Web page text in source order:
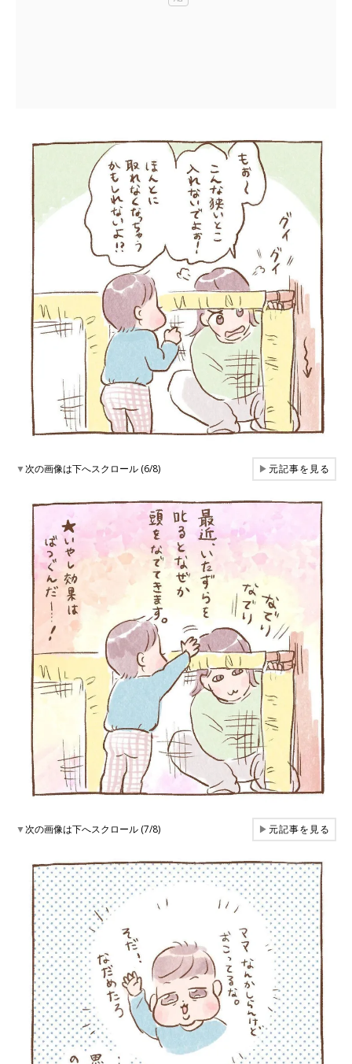
▼次の画像は下へスクロール (6/8) ▶元記事を見る
▼次の画像は下へスクロール (7/8) ▶元記事を見る